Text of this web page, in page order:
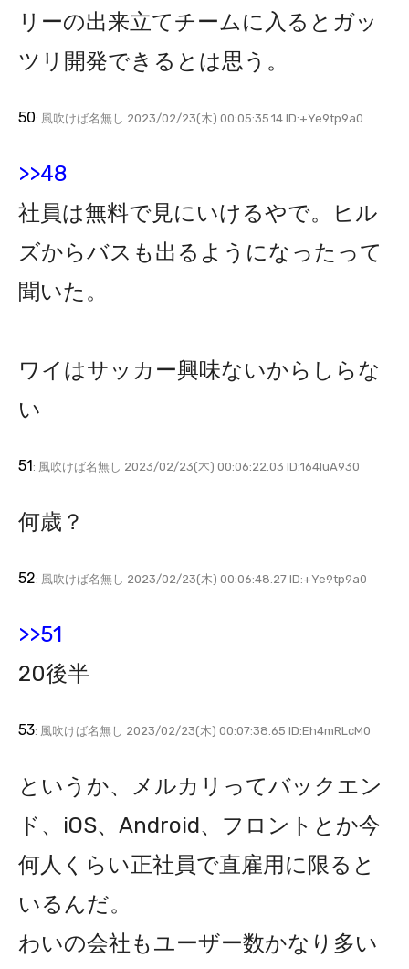
リーの出来立てチームに入るとガッ
ツリ開発できるとは思う。
50: 風吹けば名無し 2023/02/23(木) 00:05:35.14 ID:+Ye9tp9a0
>>48
社員は無料で見にいけるやで。ヒル
ズからバスも出るようになったって
聞いた。
ワイはサッカー興味ないからしらな
い
51: 風吹けば名無し 2023/02/23(木) 00:06:22.03 ID:164luA930
何歳？
52: 風吹けば名無し 2023/02/23(木) 00:06:48.27 ID:+Ye9tp9a0
>>51
20後半
53: 風吹けば名無し 2023/02/23(木) 00:07:38.65 ID:Eh4mRLcM0
というか、メルカリってバックエン
ド、iOS、Android、フロントとか今
何人くらい正社員で直雇用に限ると
いるんだ。
わいの会社もユーザー数かなり多い